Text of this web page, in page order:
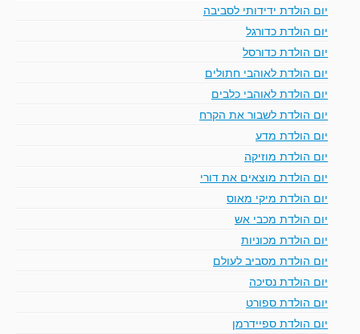
יום הולדת ידידותי לסביבה
יום הולדת כדורגל
יום הולדת כדורסל
יום הולדת לאוהבי חתולים
יום הולדת לאוהבי כלבים
יום הולדת לשבור את הקרח
יום הולדת מדע
יום הולדת מוזיקה
יום הולדת מוצאים את דורי
יום הולדת מיקי מאוס
יום הולדת מכבי אש
יום הולדת מכוניות
יום הולדת מסביב לעולם
יום הולדת נסיכה
יום הולדת ספורט
יום הולדת ספיידרמן